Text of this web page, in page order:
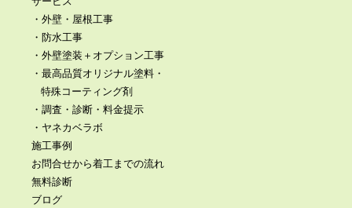
・外壁・屋根工事
・防水工事
・外壁塗装＋オプション工事
・最高品質オリジナル塗料・
特殊コーティング剤
・調査・診断・料金提示
・ヤネカベラボ
施工事例
お問合せから着工までの流れ
無料診断
ブログ